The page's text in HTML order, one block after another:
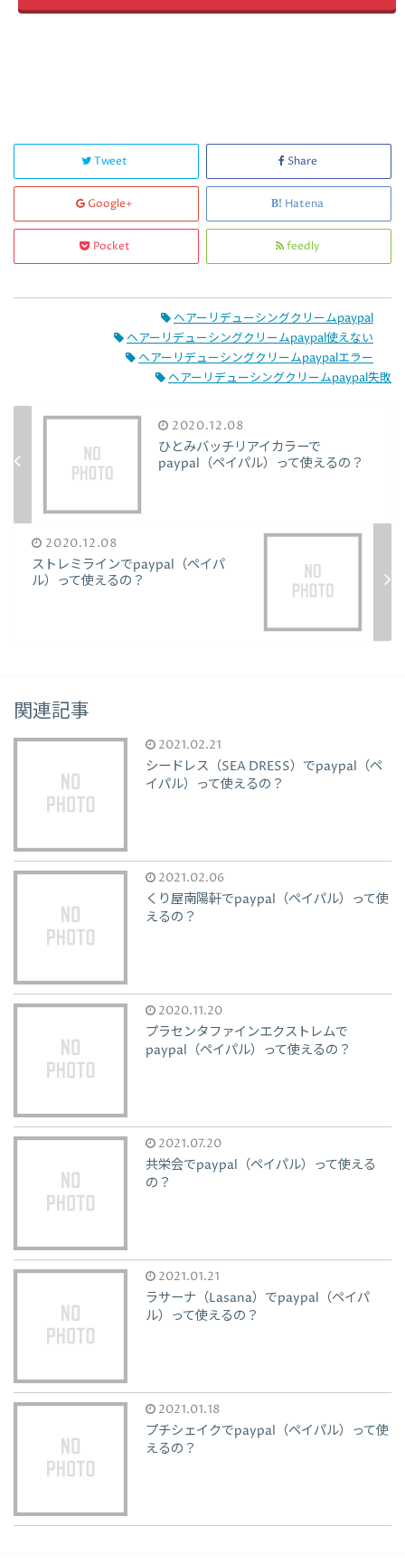
Tweet Share
Google+ Hatena
Pocket feedly
ヘアーリデューシングクリームpaypal
ヘアーリデューシングクリームpaypal使えない
ヘアーリデューシングクリームpaypalエラー
ヘアーリデューシングクリームpaypal失敗
2020.12.08
ひとみバッチリアイカラーで
paypal（ペイパル）って使えるの？
2020.12.08
ストレミラインでpaypal（ペイパ
ル）って使えるの？
関連記事
2021.02.21
シードレス（SEA DRESS）でpaypal（ペ
イパル）って使えるの？
2021.02.06
くり屋南陽軒でpaypal（ペイパル）って使
えるの？
2020.11.20
プラセンタファインエクストレムで
paypal（ペイパル）って使えるの？
2021.07.20
共栄会でpaypal（ペイパル）って使える
の？
2021.01.21
ラサーナ（Lasana）でpaypal（ペイパ
ル）って使えるの？
2021.01.18
プチシェイクでpaypal（ペイパル）って使
えるの？